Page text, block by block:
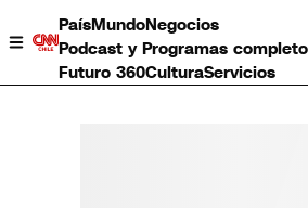
PaísMundoNegocios
Podcast y Programas
Futuro 360CulturaServicios